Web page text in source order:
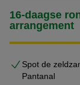
16-daagse
arrangement
Spot de
Pantanal